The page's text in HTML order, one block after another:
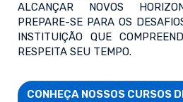
ALCANÇAR NOVOS
PREPARE-SE PARA OS
INSTITUIÇÃO QUE
RESPEITA SEU TEMPO.
CONHEÇA NOSSOS CURSOS